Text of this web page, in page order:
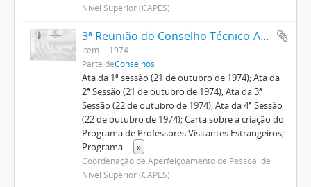
Nível Superior (CAPES)
3ª Reunião do Conselho Técnico-Administrativo
Item
1974
Parte deConselhos
Ata da 1ª sessão (21 de outubro de 1974); Ata da
2ª Sessão (21 de outubro de 1974); Ata da 3ª
Sessão (22 de outubro de 1974); Ata da 4ª Sessão
(22 de outubro de 1974); Carta sobre a criação do
Programa de Professores Visitantes Estrangeiros;
Programa ... »
Coordenação de Aperfeiçoamento de Pessoal de
Nível Superior (CAPES)